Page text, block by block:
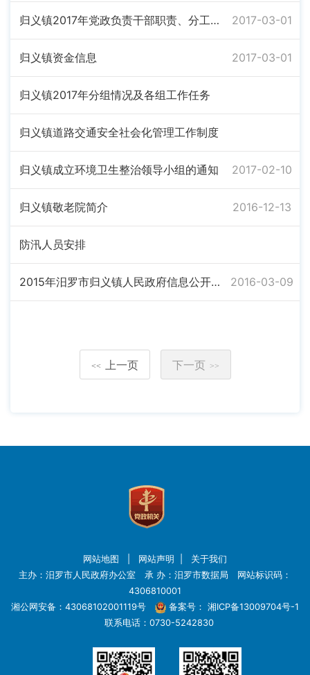
归义镇2017年党政负责干部职责、分工及联系工作安排表 2017-03-01
归义镇资金信息 2017-03-01
归义镇2017年分组情况及各组工作任务
归义镇道路交通安全社会化管理工作制度
归义镇成立环境卫生整治领导小组的通知 2017-02-10
归义镇敬老院简介 2016-12-13
防汛人员安排
2015年汨罗市归义镇人民政府信息公开工作年度报告 2016-03-09
<< 上一页 下一页 >>
网站地图 网站声明
关于我们
主办：汨罗市人民政府办公室 承 办：汨罗市数据局 网站标识码：
4306810001
湘公网安备：43068102001119号
备案号： 湘ICP备13009704号-1
联系电话：0730-5242830